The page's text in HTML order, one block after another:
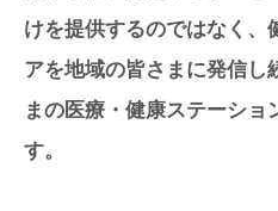
けを提供するのではなく、
アを地域の皆さまに発信し
まの医療・健康ステーショ
す。